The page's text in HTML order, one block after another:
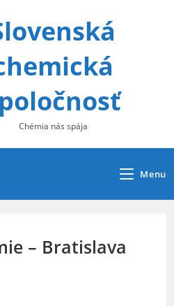
Chémia nás spája
Menu
– Bratislava